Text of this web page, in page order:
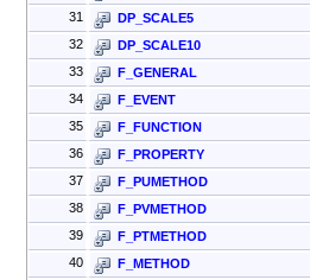
31
DP_SCALE5
32
DP_SCALE10
33
F_GENERAL
34
F_EVENT
35
F_FUNCTION
36
F_PROPERTY
37
F_PUMETHOD
38
F_PVMETHOD
39
F_PTMETHOD
40
F_METHOD